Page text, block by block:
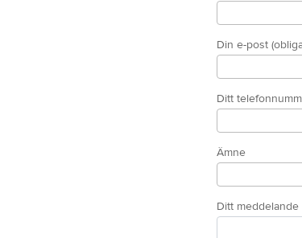
Din e-post
Ditt
Ämne
Ditt meddelande